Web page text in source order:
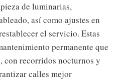
de luminarias,
así como ajustes en
el servicio. Estas
permanente que
con recorridos nocturnos y
calles mejor